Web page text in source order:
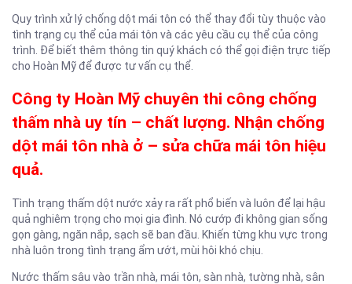
Quy trình xử lý chống dột mái tôn có thể thay đổi tùy thuộc vào
tình trạng cụ thể của mái tôn và các yêu cầu cụ thể của công
trình. Để biết thêm thông tin quý khách có thể gọi điện trực tiếp
cho Hoàn Mỹ để được tư vấn cụ thể.
Công ty Hoàn Mỹ chuyên thi công chống
thấm nhà uy tín – chất lượng. Nhận chống
dột mái tôn nhà ở – sửa chữa mái tôn hiệu
quả.
Tình trạng thấm dột nước xảy ra rất phổ biến và luôn để lại hậu
quả nghiêm trọng cho mọi gia đình. Nó cướp đi không gian sống
gọn gàng, ngăn nắp, sạch sẽ ban đầu. Khiến từng khu vực trong
nhà luôn trong tình trạng ẩm ướt, mùi hôi khó chịu.
Nước thấm sâu vào trần nhà, mái tôn, sàn nhà, tường nhà, sân